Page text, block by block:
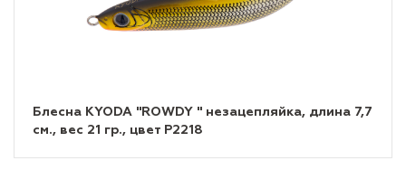
Блесна KYODA "ROWDY " незацепляйка, длина 7,7
см., вес 21 гр., цвет P2218